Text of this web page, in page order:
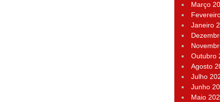
Março
Janeiro
Outubro
Agosto
Julho
Junho
Maio